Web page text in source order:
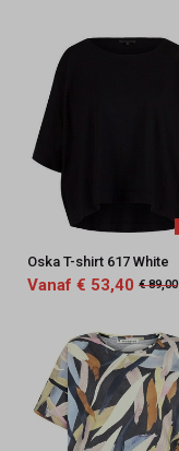
Oska T-shirt 617 White
Vanaf € 53,40 € 89,00